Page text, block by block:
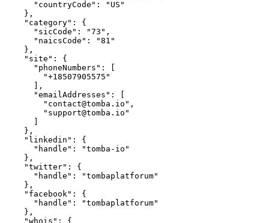
      "countryCode": "US"
    },
    "category": {
      "sicCode": "73",
      "naicsCode": "81"
    },
    "site": {
      "phoneNumbers": [
        "+18507905575"
      ],
      "emailAddresses": [
        "contact@tomba.io",
        "support@tomba.io"
      ]
    },
    "linkedin": {
      "handle": "tomba-io"
    },
    "twitter": {
      "handle": "tombaplatforum"
    },
    "facebook": {
      "handle": "tombaplatforum"
    },
    "whois": {